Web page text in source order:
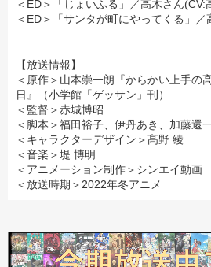
＜ED＞「じょいふる」／高木さん(CV:
＜ED＞「サンタが町にやってくる」
【放送情報】
＜原作＞山本崇一朗『からかい上手の
日』（小学館「ゲッサン」刊）
＜監督＞赤城博昭
＜脚本＞福田裕子、伊丹あき、加藤還
＜キャラクターデザイン＞髙野 綾
＜音楽＞堤 博明
＜アニメーション制作＞シンエイ動画
＜放送時期＞2022年冬アニメ